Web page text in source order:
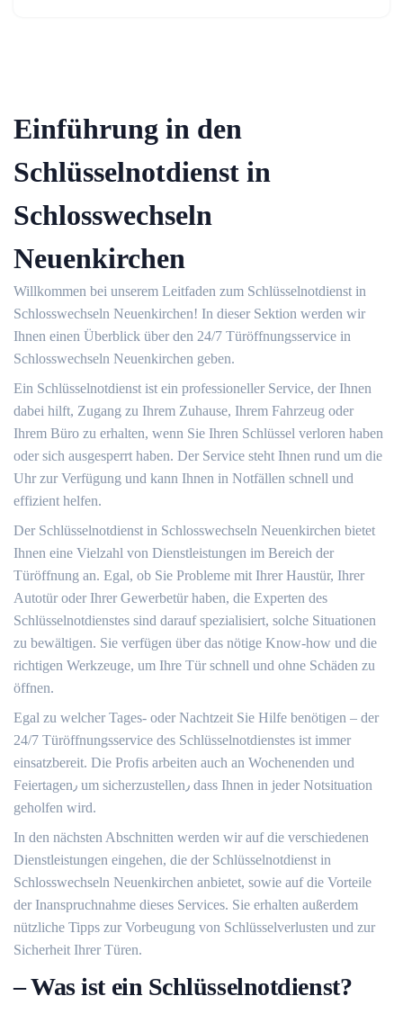
Einführung in den
Schlüsselnotdienst in
Schlosswechseln
Neuenkirchen
Willkommen bei unserem Leitfaden zum Schlüsselnotdienst in
Schlosswechseln Neuenkirchen!​ In dieser Sektion werden wir
Ihnen einen Überblick über den 24/7 Türöffnungsservice in
Schlosswechseln Neuenkirchen geben.​
Ein Schlüsselnotdienst ist ein professioneller Service, der Ihnen
dabei hilft, Zugang zu Ihrem Zuhause, Ihrem Fahrzeug oder
Ihrem Büro zu erhalten, wenn Sie Ihren Schlüssel verloren haben
oder sich ausgesperrt haben.​ Der Service steht Ihnen rund um die
Uhr zur Verfügung und kann Ihnen in Notfällen schnell und
effizient helfen.​
Der Schlüsselnotdienst in Schlosswechseln Neuenkirchen bietet
Ihnen eine Vielzahl von Dienstleistungen im Bereich der
Türöffnung an. Egal, ob Sie Probleme mit Ihrer Haustür, Ihrer
Autotür oder Ihrer Gewerbetür haben, die Experten des
Schlüsselnotdienstes sind darauf spezialisiert, solche Situationen
zu bewältigen.​ Sie verfügen über das nötige Know-how und die
richtigen Werkzeuge, um Ihre Tür schnell und ohne Schäden zu
öffnen.​
Egal zu welcher Tages- oder Nachtzeit Sie Hilfe benötigen ‒ der
24/7 Türöffnungsservice des Schlüsselnotdienstes ist immer
einsatzbereit.​ Die Profis arbeiten auch an Wochenenden und
Feiertagen٫ um sicherzustellen٫ dass Ihnen in jeder Notsituation
geholfen wird.​
In den nächsten Abschnitten werden wir auf die verschiedenen
Dienstleistungen eingehen, die der Schlüsselnotdienst in
Schlosswechseln Neuenkirchen anbietet, sowie auf die Vorteile
der Inanspruchnahme dieses Services.​ Sie erhalten außerdem
nützliche Tipps zur Vorbeugung von Schlüsselverlusten und zur
Sicherheit Ihrer Türen.​
– Was ist ein Schlüsselnotdienst?